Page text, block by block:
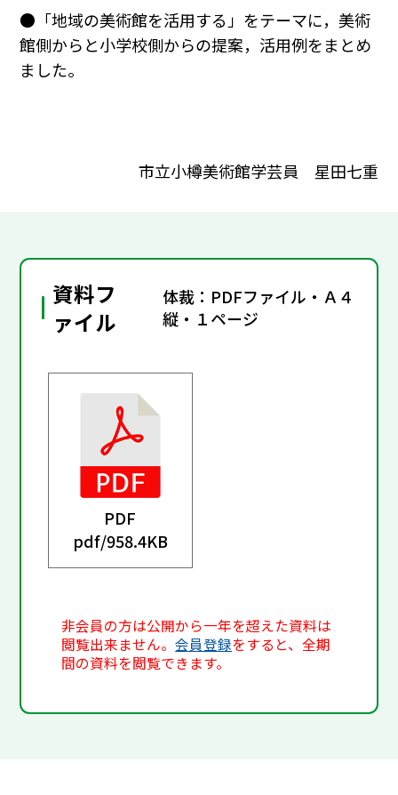
●「地域の美術館を活用する」をテーマに，美術
館側からと小学校側からの提案，活用例をまとめ
ました。
市立小樽美術館学芸員 星田七重
資料フ
ァイル
体裁：PDFファイル・Ａ４
縦・１ページ
PDF
pdf/958.4KB
非会員の方は公開から一年を超えた資料は
閲覧出来ません。会員登録をすると、全期
間の資料を閲覧できます。